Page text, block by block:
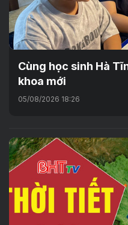
Cùng học sinh Hà
khoa mới
05/08/2026 18:26